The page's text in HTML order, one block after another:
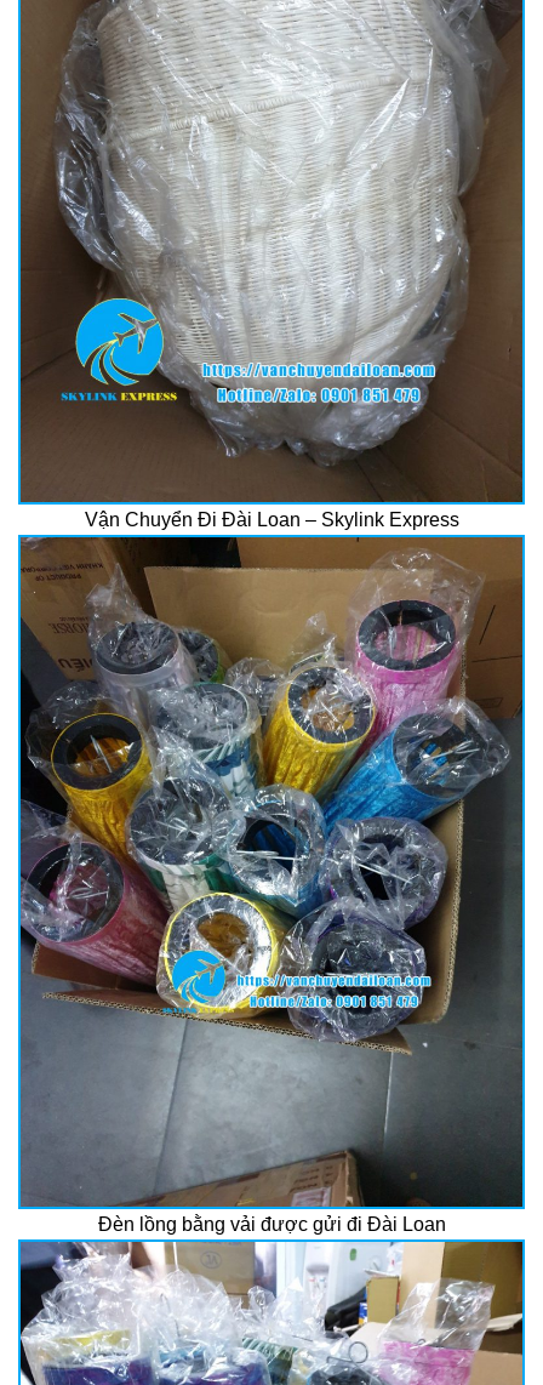
Vận Chuyển Đi Đài Loan – Skylink Express
Đèn lồng bằng vải được gửi đi Đài Loan